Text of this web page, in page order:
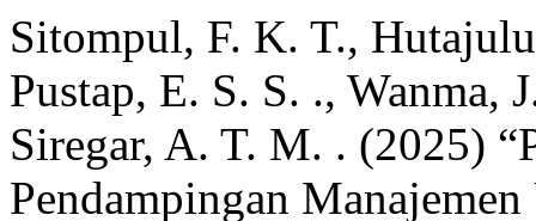
Sitompul, F. K. T.,
Pustap, E. S. S. ., Wanma,
Siregar, A. T. M. . (2025)
Pendampingan